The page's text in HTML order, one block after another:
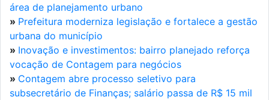
área de planejamento urbano
» Prefeitura moderniza legislação e fortalece a gestão
urbana do município
» Inovação e investimentos: bairro planejado reforça
vocação de Contagem para negócios
» Contagem abre processo seletivo para
subsecretário de Finanças; salário passa de R$ 15 mil